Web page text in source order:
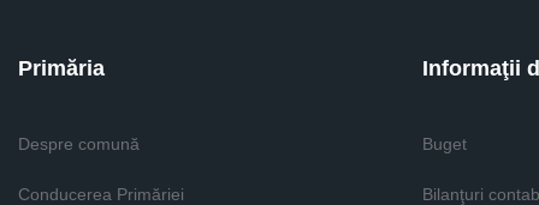
Primăria
Despre comună
Conducerea Primăriei
Informaţii
Buget
Bilanţuri